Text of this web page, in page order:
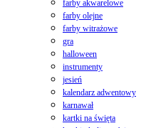
farby akwarelowe
farby olejne
farby witrażowe
gra
halloween
instrumenty
jesień
kalendarz adwentowy
karnawał
kartki na święta